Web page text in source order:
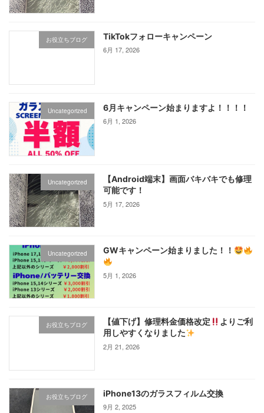
お役立ちブログ TikTokフォローキャンペーン
6月 17, 2026
Uncategorized 6月キャンペーン始まりますよ！！！！
6月 1, 2026
Uncategorized
【Android端末】画面バキバキでも修理
可能です！
5月 17, 2026
Uncategorized GWキャンペーン始まりました！！
5月 1, 2026
お役立ちブログ 【値下げ】修理料金価格改定
よりご利
用しやすくなりました
2月 21, 2026
お役立ちブログ iPhone13のガラスフィルム交換
9月 2, 2025